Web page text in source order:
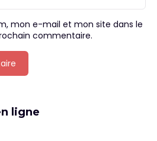
mon e-mail et mon site dans le
commentaire.
ligne